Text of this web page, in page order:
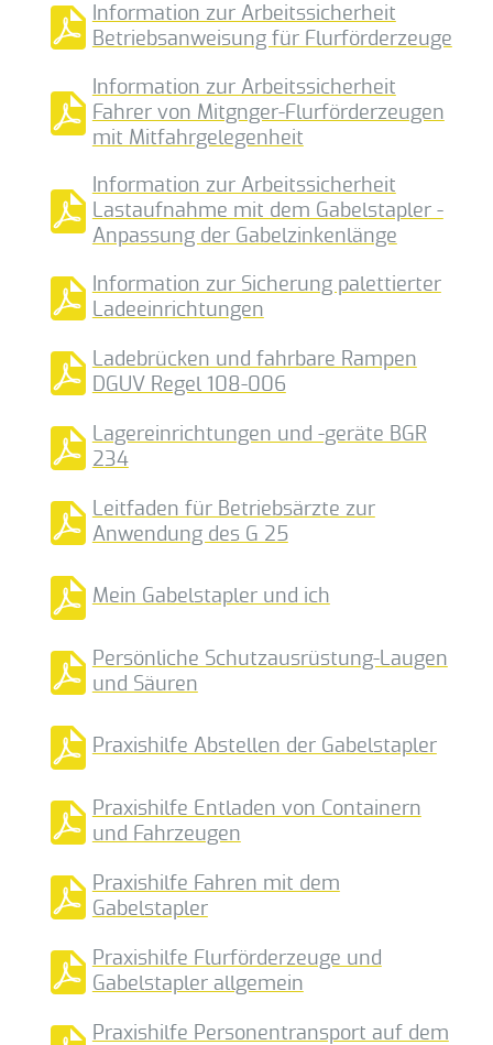
Information zur Arbeitssicherheit
Betriebsanweisung für Flurförderzeuge
Information zur Arbeitssicherheit
Fahrer von Mitgnger-Flurförderzeugen
mit Mitfahrgelegenheit
Information zur Arbeitssicherheit
Lastaufnahme mit dem Gabelstapler -
Anpassung der Gabelzinkenlänge
Information zur Sicherung palettierter
Ladeeinrichtungen
Ladebrücken und fahrbare Rampen
DGUV Regel 108-006
Lagereinrichtungen und -geräte BGR
234
Leitfaden für Betriebsärzte zur
Anwendung des G 25
Mein Gabelstapler und ich
Persönliche Schutzausrüstung-Laugen
und Säuren
Praxishilfe Abstellen der Gabelstapler
Praxishilfe Entladen von Containern
und Fahrzeugen
Praxishilfe Fahren mit dem
Gabelstapler
Praxishilfe Flurförderzeuge und
Gabelstapler allgemein
Praxishilfe Personentransport auf dem